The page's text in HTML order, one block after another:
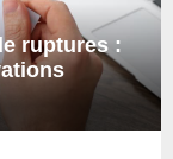
ruptures :